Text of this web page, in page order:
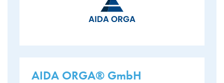
AIDA ORGA® GmbH